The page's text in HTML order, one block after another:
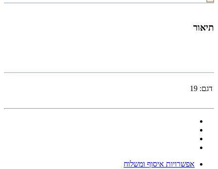
תיאור
דגם: 19
אפשרויות איסוף ומשלוח